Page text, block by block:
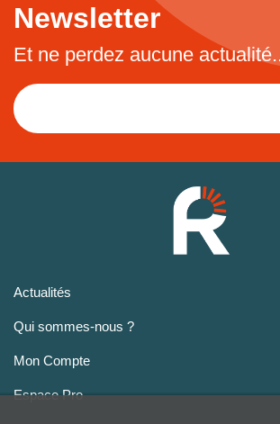
Newsletter
Et ne perdez aucune
Actualités
Qui sommes-nous ?
Mon Compte
Espace Pro